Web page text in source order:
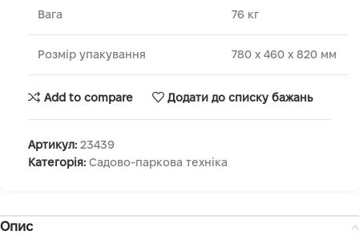
Вага 76 кг
Розмір упакування 780 х 460 х 820 мм
Add to compare Додати до списку бажань
Артикул: 23439
Категорія: Садово-паркова техніка
Опис